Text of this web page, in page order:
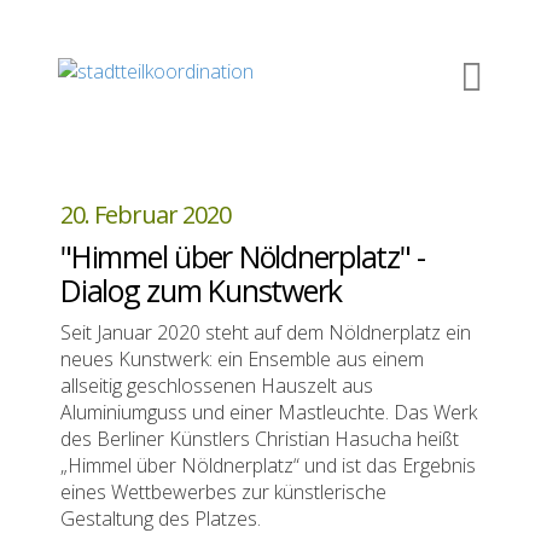
20. Februar 2020
"Himmel über Nöldnerplatz" -
Dialog zum Kunstwerk
Seit Januar 2020 steht auf dem Nöldnerplatz ein
neues Kunstwerk: ein Ensemble aus einem
allseitig geschlossenen Hauszelt aus
Aluminiumguss und einer Mastleuchte. Das Werk
des Berliner Künstlers Christian Hasucha heißt
„Himmel über Nöldnerplatz“ und ist das Ergebnis
eines Wettbewerbes zur künstlerische
Gestaltung des Platzes.